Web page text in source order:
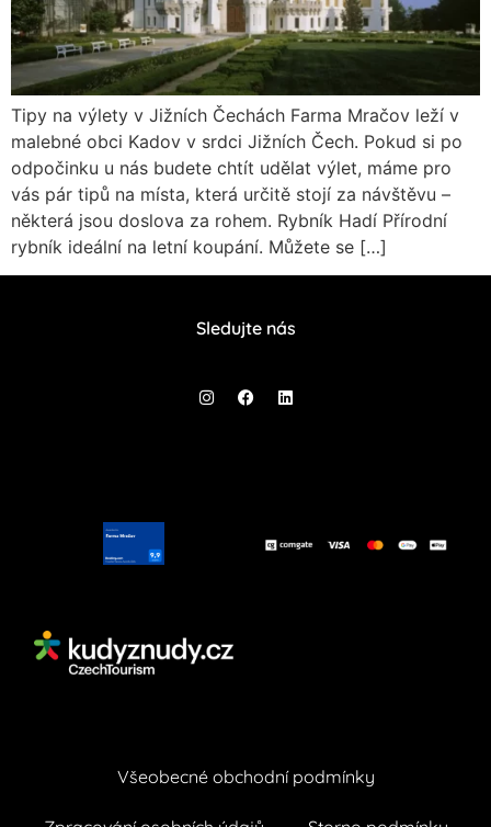
Tipy na výlety v Jižních Čechách Farma Mračov leží v
malebné obci Kadov v srdci Jižních Čech. Pokud si po
odpočinku u nás budete chtít udělat výlet, máme pro
vás pár tipů na místa, která určitě stojí za návštěvu –
některá jsou doslova za rohem. Rybník Hadí Přírodní
rybník ideální na letní koupání. Můžete se […]
Sledujte nás
Všeobecné obchodní podmínky